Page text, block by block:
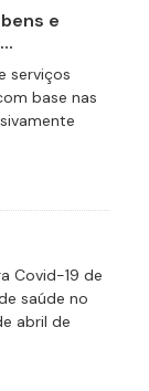
e
serviços
base nas
Covid-19 de
saúde no
abril de